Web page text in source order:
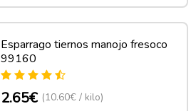
Esparrago tiernos manojo fresoco
99160
2.65€ (10.60€ / kilo)